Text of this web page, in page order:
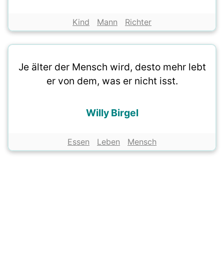
Kind Mann Richter
Je älter der Mensch wird, desto mehr lebt
er von dem, was er nicht isst.
Willy Birgel
Essen Leben Mensch